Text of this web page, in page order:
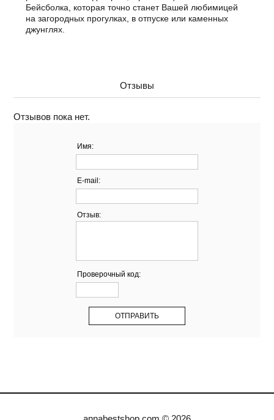
Бейсболка, которая точно станет Вашей любимицей
на загородных прогулках, в отпуске или каменных
джунглях.
Отзывы
Отзывов пока нет.
Имя:
E-mail:
Отзыв:
Проверочный код: